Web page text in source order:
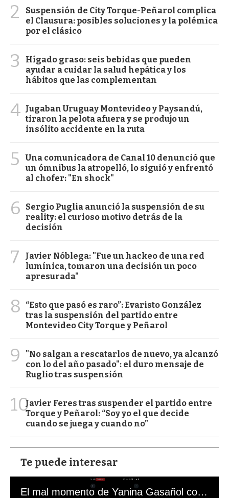
2
Suspensión de City Torque-Peñarol complica
el Clausura: posibles soluciones y la polémica
por el clásico
3
Hígado graso: seis bebidas que pueden
ayudar a cuidar la salud hepática y los
hábitos que las complementan
4 Jugaban Uruguay Montevideo y Paysandú,
tiraron la pelota afuera y se produjo un
insólito accidente en la ruta
5
Una comunicadora de Canal 10 denunció que
un ómnibus la atropelló, lo siguió y enfrentó
al chofer: "En shock"
6
Sergio Puglia anunció la suspensión de su
reality: el curioso motivo detrás de la
decisión
7
Javier Nóblega: "Fue un hackeo de una red
lumínica, tomaron una decisión un poco
apresurada"
8
“Esto que pasó es raro”: Evaristo González
tras la suspensión del partido entre
Montevideo City Torque y Peñarol
9
"No salgan a rescatarlos de nuevo, ya alcanzó
con lo del año pasado": el duro mensaje de
Ruglio tras suspensión
10Javier Feres tras suspender el partido entre
Torque y Peñarol: “Soy yo el que decide
cuando se juega y cuando no”
Te puede interesar
El mal momento de Yanina Gasañol con un hincha argentino en "Subrayado"